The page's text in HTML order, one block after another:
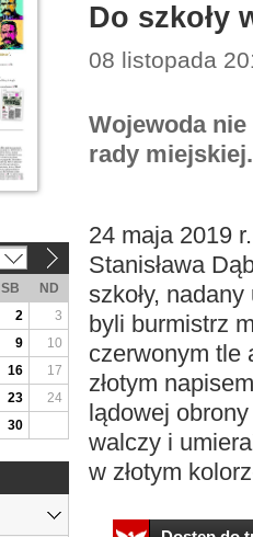
Do szkoły
08 listopada
Wojewoda
rady miejskiej.
24 maja 2019
Stanisława
szkoły,
byli burmistrz
czerwonym tle
złotym
lądowej
walczy i
w złotym
SB
ND
2
3
9
10
16
17
23
24
30